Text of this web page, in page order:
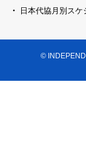
日本代協月別スケ
©